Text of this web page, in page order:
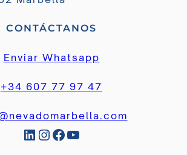
CONTÁCTANOS
Enviar Whatsapp
+34 607 77 97 47
LinkedIn InstagramFacebook YouTube